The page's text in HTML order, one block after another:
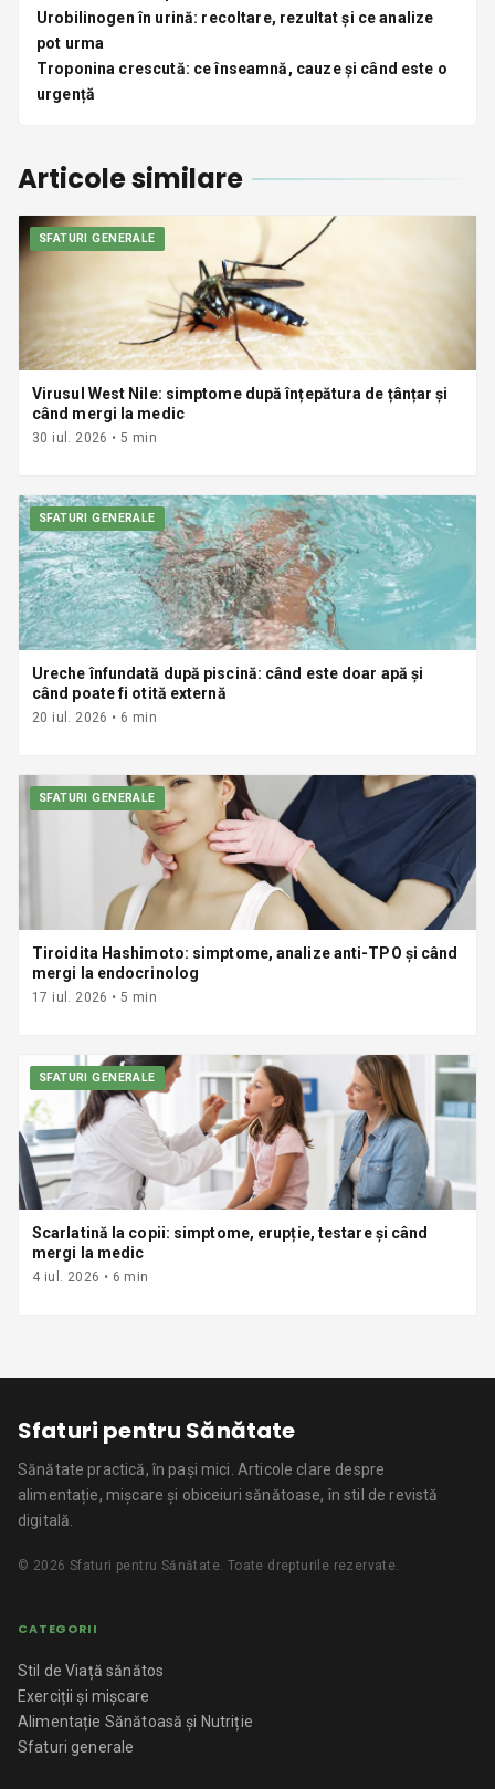
Urobilinogen în urină: recoltare, rezultat și ce analize
pot urma
Troponina crescută: ce înseamnă, cauze și când este o
urgență
Articole similare
SFATURI GENERALE
Virusul West Nile: simptome după înțepătura de țânțar și
când mergi la medic
30 iul. 2026 •5 min
SFATURI GENERALE
Ureche înfundată după piscină: când este doar apă și
când poate fi otită externă
20 iul. 2026 • 6 min
SFATURI GENERALE
Tiroidita Hashimoto: simptome, analize anti-TPO și când
mergi la endocrinolog
17 iul. 2026 •5 min
SFATURI GENERALE
Scarlatină la copii: simptome, erupție, testare și când
mergi la medic
4 iul. 2026 • 6 min
Sfaturi pentru Sănătate
Sănătate practică, în pași mici. Articole clare despre
alimentație, mișcare și obiceiuri sănătoase, în stil de revistă
digitală.
© 2026 Sfaturi pentru Sănătate. Toate drepturile rezervate.
CATEGORII
Stil de Viață sănătos
Exerciții și mișcare
Alimentație Sănătoasă și Nutriție
Sfaturi generale